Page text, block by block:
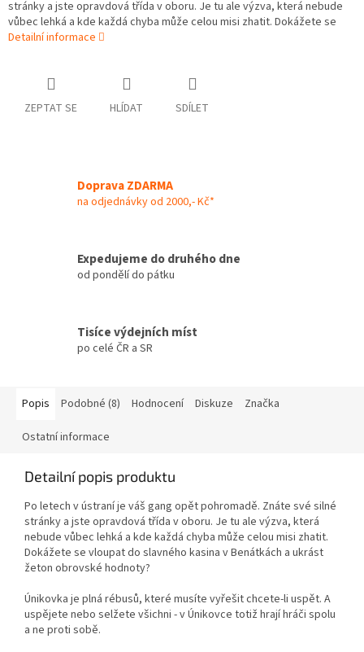
stránky a jste opravdová třída v oboru. Je tu ale výzva, která nebude
vůbec lehká a kde každá chyba může celou misi zhatit. Dokážete se
Detailní informace
ZEPTAT SE HLÍDAT SDÍLET
Doprava ZDARMA
na odjednávky od 2000,- Kč*
Expedujeme do druhého dne
od pondělí do pátku
Tisíce výdejních míst
po celé ČR a SR
Popis Podobné (8) Hodnocení Diskuze Značka
Ostatní informace
Detailní popis produktu
Po letech v ústraní je váš gang opět pohromadě. Znáte své silné
stránky a jste opravdová třída v oboru. Je tu ale výzva, která
nebude vůbec lehká a kde každá chyba může celou misi zhatit.
Dokážete se vloupat do slavného kasina v Benátkách a ukrást
žeton obrovské hodnoty?
Únikovka je plná rébusů, které musíte vyřešit chcete-li uspět. A
uspějete nebo selžete všichni - v Únikovce totiž hrají hráči spolu
a ne proti sobě.